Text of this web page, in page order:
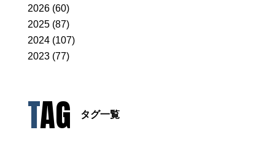
2026 (60)
2025 (87)
2024 (107)
2023 (77)
TAG タグ一覧